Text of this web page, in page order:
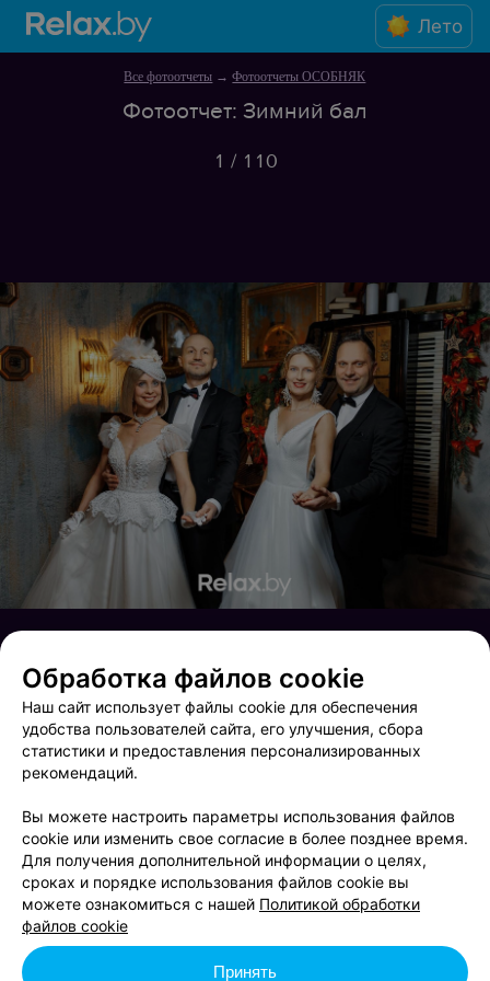
Лето
Все фотоотчеты →Фотоотчеты ОСОБНЯК
Фотоотчет: Зимний бал
1 / 110
Friday party 25 января 2025 года «‎Inomarki»‎
Обработка файлов cookie
Наш сайт использует файлы cookie для обеспечения
удобства пользователей сайта, его улучшения, сбора
статистики и предоставления персонализированных
рекомендаций.
Вы можете настроить параметры использования файлов
cookie или изменить свое согласие в более позднее время.
Для получения дополнительной информации о целях,
сроках и порядке использования файлов cookie вы
можете ознакомиться с нашей Политикой обработки
файлов cookie
Принять